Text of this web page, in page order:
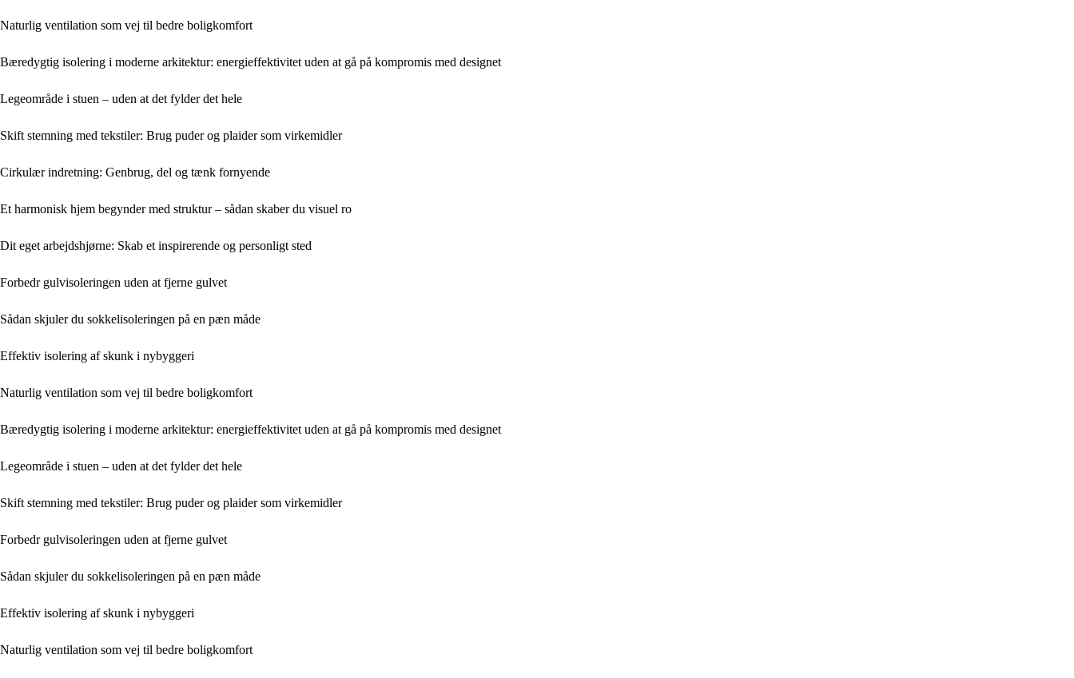
Naturlig ventilation som vej til bedre boligkomfort
Bæredygtig isolering i moderne arkitektur: energieffektivitet uden at gå på kompromis med designet
Legeområde i stuen – uden at det fylder det hele
Skift stemning med tekstiler: Brug puder og plaider som virkemidler
Cirkulær indretning: Genbrug, del og tænk fornyende
Et harmonisk hjem begynder med struktur – sådan skaber du visuel ro
Dit eget arbejdshjørne: Skab et inspirerende og personligt sted
Forbedr gulvisoleringen uden at fjerne gulvet
Sådan skjuler du sokkelisoleringen på en pæn måde
Effektiv isolering af skunk i nybyggeri
Naturlig ventilation som vej til bedre boligkomfort
Bæredygtig isolering i moderne arkitektur: energieffektivitet uden at gå på kompromis med designet
Legeområde i stuen – uden at det fylder det hele
Skift stemning med tekstiler: Brug puder og plaider som virkemidler
Forbedr gulvisoleringen uden at fjerne gulvet
Sådan skjuler du sokkelisoleringen på en pæn måde
Effektiv isolering af skunk i nybyggeri
Naturlig ventilation som vej til bedre boligkomfort